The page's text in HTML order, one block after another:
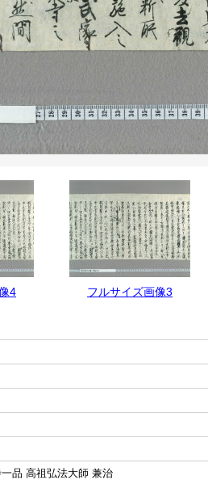
4 フルサイズ画像3
品 高祖弘法大師 兼治